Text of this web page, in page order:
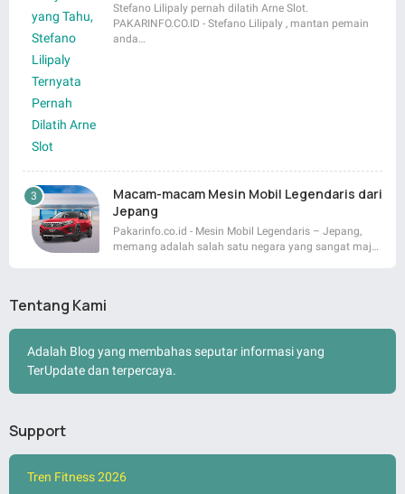
Stefano Lilipaly pernah dilatih Arne Slot.
PAKARINFO.CO.ID - Stefano Lilipaly , mantan pemain
anda…
Macam-macam Mesin Mobil Legendaris dari
Jepang
Pakarinfo.co.id - Mesin Mobil Legendaris – Jepang,
memang adalah salah satu negara yang sangat maj…
Tentang Kami
Adalah Blog yang membahas seputar informasi yang
TerUpdate dan terpercaya.
Support
Tren Fitness 2026